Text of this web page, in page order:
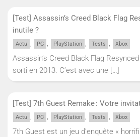
[Test] Assassin’s Creed Black Flag
inutile ?
Actu , PC , PlayStation , Tests , Xbox
Assassin’s Creed Black Flag
sorti en 2013. C’est avec une […]
[Test] 7th Guest Remake : Votre
Actu , PC , PlayStation , Tests , Xbox
7th Guest est un jeu d’enquête «